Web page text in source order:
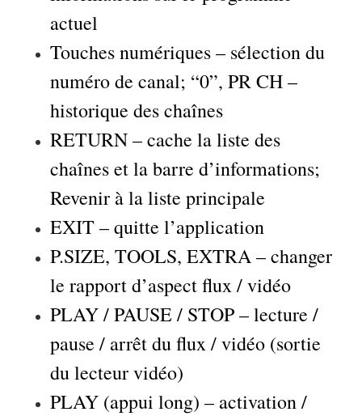
actuel
Touches numériques – sélection du
numéro de canal; “0”, PR CH –
historique des chaînes
RETURN – cache la liste des
chaînes et la barre d’informations;
Revenir à la liste principale
EXIT – quitte l’application
P.SIZE, TOOLS, EXTRA – changer
le rapport d’aspect flux / vidéo
PLAY / PAUSE / STOP – lecture /
pause / arrêt du flux / vidéo (sortie
du lecteur vidéo)
PLAY (appui long) – activation /